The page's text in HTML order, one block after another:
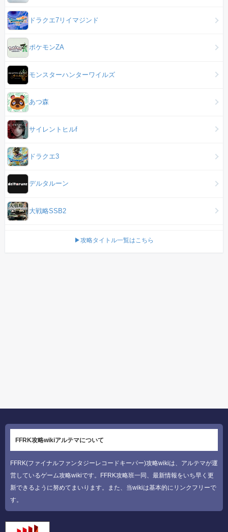
ドラクエ7リイマジンド
ポケモンZA
モンスターハンターワイルズ
あつ森
サイレントヒルf
ドラクエ3
デルタルーン
大戦略SSB2
▶攻略タイトル一覧はこちら
FFRK攻略wikiアルテマについて
FFRK(ファイナルファンタジーレコードキーパー)攻略wikiは、アルテマが運
営しているゲーム攻略wikiです。FFRK攻略班一同、最新情報をいち早く更
新できるように努めてまいります。また、当wikiは基本的にリンクフリーで
す。